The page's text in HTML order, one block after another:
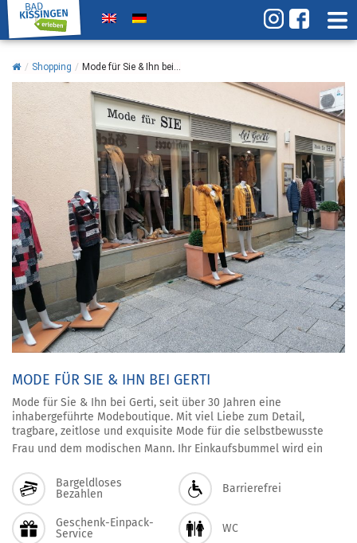
/ Shopping / Mode für Sie & Ihn bei...
MODE FÜR SIE & IHN BEI GERTI
Mode für Sie & Ihn bei Gerti, seit über 30 Jahren eine
inhabergeführte Modeboutique. Mit viel Liebe zum Detail,
tragbare, zeitlose und exquisite Mode für die selbstbewusste
Frau und dem modischen Mann. Ihr Einkaufsbummel wird ein
Bargeldloses
Bezahlen
Barrierefrei
Geschenk-Einpack-
Service
WC